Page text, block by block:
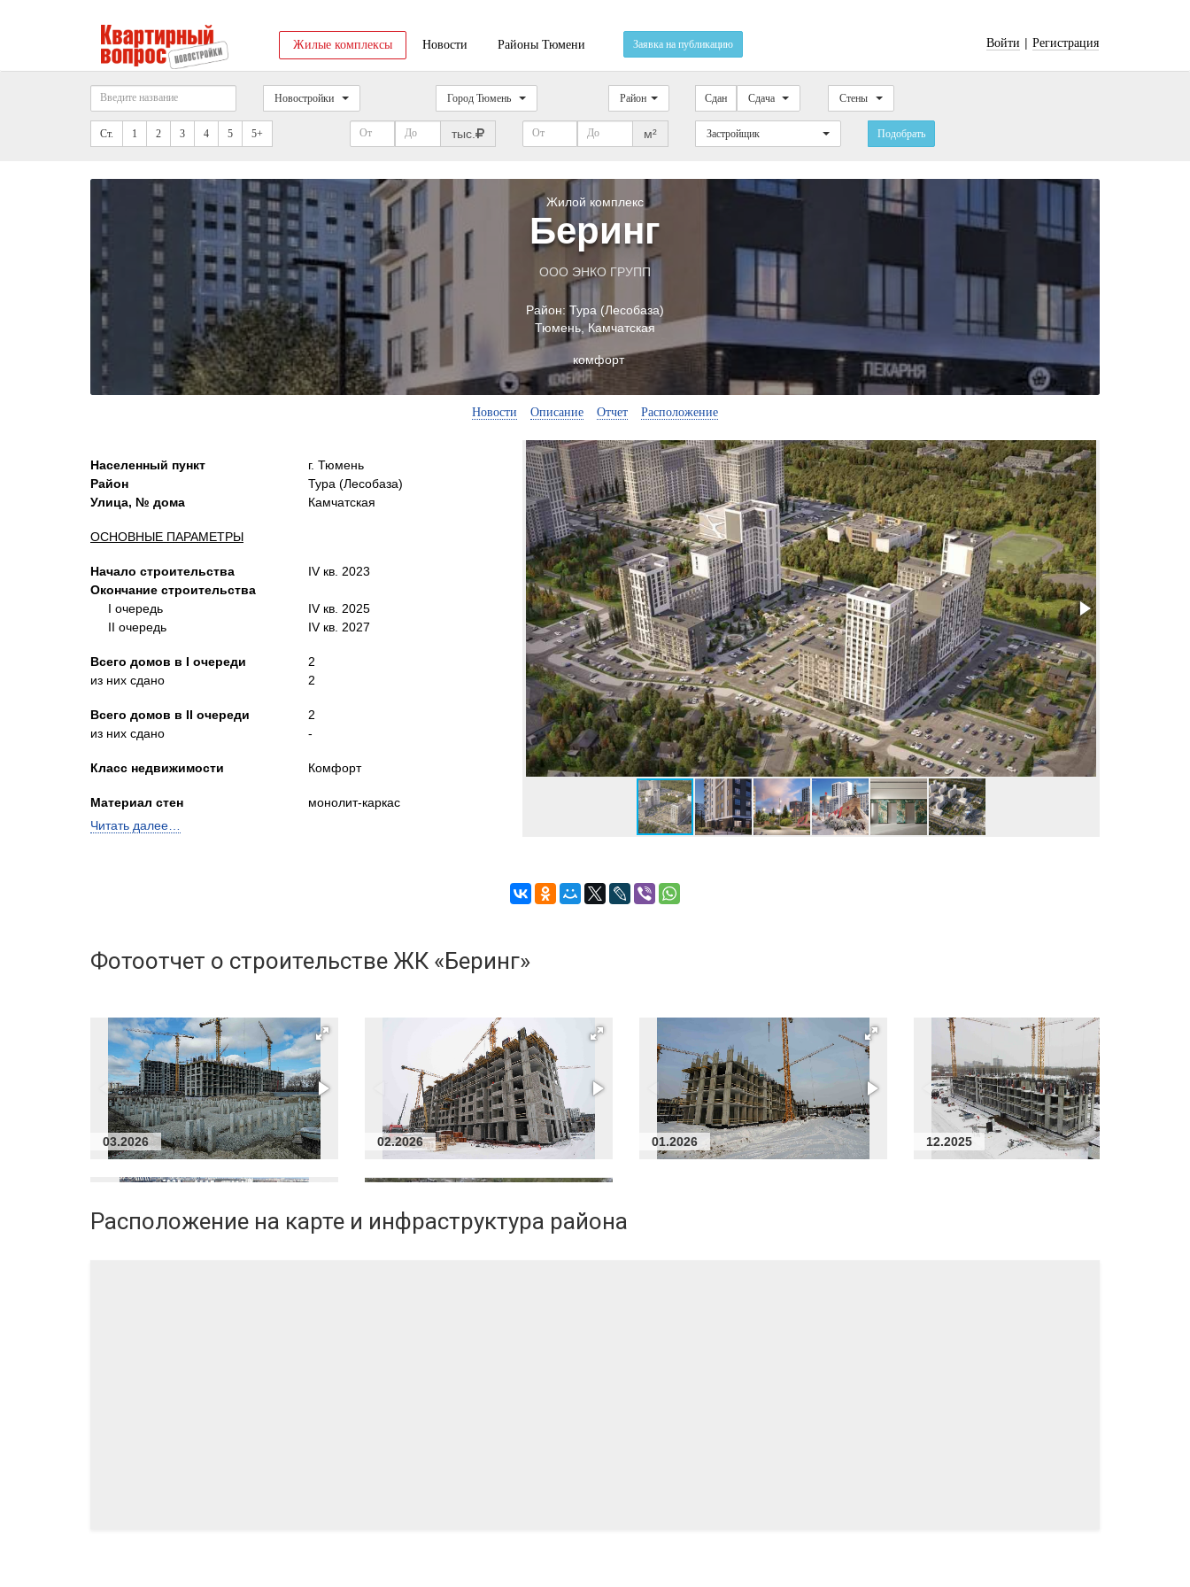
Жилые комплексы Новости Районы Тюмени Заявка на публикацию Войти | Регистрация
Новостройки Город Тюмень Район Сдан Сдача Стены
Ст. 1 2 3 4 5 5+ тыс. м² Застройщик Подобрать
Жилой комплекс
Беринг
ООО ЭНКО ГРУПП
Район: Тура (Лесобаза)
Тюмень,Камчатская
комфорт
Новости Описание Отчет Расположение
Населенный пункт
Район
Улица, № дома
ОСНОВНЫЕ ПАРАМЕТРЫ
Начало строительства
Окончание строительства
I очередь
II очередь
Всего домов в I очереди
из них сдано
Всего домов в II очереди
из них сдано
Класс недвижимости
Материал стен
Количество этажей
г. Тюмень
Тура (Лесобаза)
Камчатская
IV кв. 2023
IV кв. 2025
IV кв. 2027
2
2
2
-
Комфорт
монолит-каркас
Застройщик
Бренд
Телефон консультанта
ООО ЭНКО
ЭНКО
Читать далее…
Фотоотчет о строительстве ЖК «Беринг»
03.2026 02.2026 01.2026 12.2025
Расположение на карте и инфраструктура района